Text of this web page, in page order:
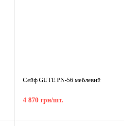
Сейф GUTE PN-56 меблевий
4 870 грн/шт.